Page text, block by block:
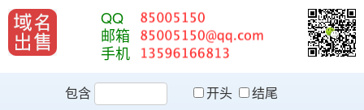
QQ
邮箱
手机
包含 开头
结尾